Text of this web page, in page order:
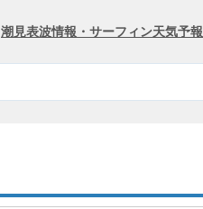
潮見表波情報・サーフィン天気予報